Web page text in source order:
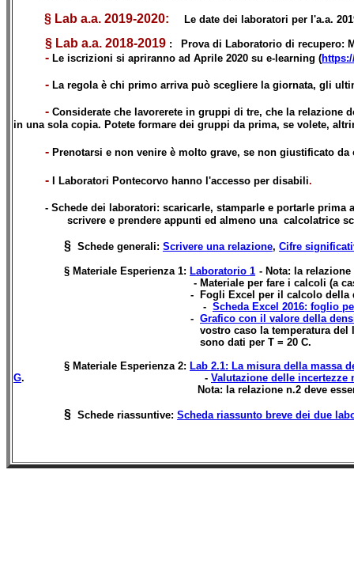
§ Lab a.a. 2019-2020: Le date dei laboratori per l'a.a.
§ Lab a.a. 2018-2019 : Prova di Laboratorio di recupero:
- Le iscrizioni si apriranno ad Aprile 2020 su e-learning (
- La regola è chi primo arriva può scegliere la giornata, gli
- Considerate che lavorerete in gruppi di tre, che la
in una sola copia. Potete formare dei gruppi da prima, se volete,
- Prenotarsi e non venire è molto grave, se non giustificato da
- I Laboratori Pontecorvo hanno l'accesso per disabili.
- Schede dei laboratori: scaricarle, stamparle e portarle
scrivere e prendere appunti ed almeno una calcolatrice
§ Schede generali: Scrivere una relazione, Cifre
§ Materiale Esperienza 1: Laboratorio 1 - Nota: la
- Materiale per fare i calcoli (a
- Fogli Excel per il calcolo della densità
- Scheda Excel 2016: foglio
- Grafico con il valore della
vostro caso la temperatura del laboratorio era
sono dati per T = 20 C.
§ Materiale Esperienza 2: Lab 2.1: La misura della massa
G. - Valutazione delle incertezze
Nota: la relazione n.2 deve
§ Schede riassuntive: Scheda riassunto breve dei due